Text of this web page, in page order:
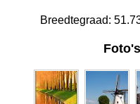
Breedtegraad: